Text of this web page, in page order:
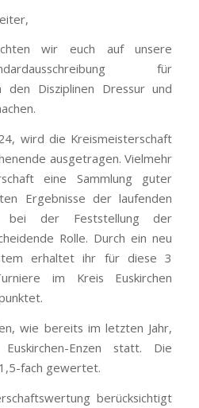
wir euch auf unsere
für
den Disziplinen Dressur und
wird die Kreismeisterschaft
ausgetragen. Vielmehr
eine Sammlung guter
Ergebnisse der laufenden
bei der Feststellung der
Rolle. Durch ein neu
erhaltet ihr für diese 3
im Kreis Euskirchen
wie bereits im letzten Jahr,
Enzen statt. Die
fach gewertet.
berücksichtigt